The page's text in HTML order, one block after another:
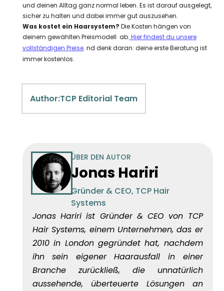
und deinen Alltag ganz normal leben. Es ist darauf ausgelegt,
sicher zu halten und dabei immer gut auszusehen.
Was kostet ein Haarsystem? Die Kosten hängen von
deinem gewählten Preismodell ab. Hier findest du unsere
vollständigen Preise. nd denk daran: deine erste Beratung ist
immer kostenlos.
Author:TCP Editorial Team
ÜBER DEN AUTOR
Jonas Hariri
Gründer & CEO, TCP Hair
Systems
Jonas Hariri ist Gründer & CEO von TCP
Hair Systems, einem Unternehmen, das er
2010 in London gegründet hat, nachdem
ihn sein eigener Haarausfall in einer
Branche zurückließ, die unnatürlich
aussehende, überteuerte Lösungen an